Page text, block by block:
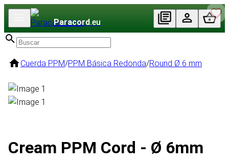
Paracord.eu
Cuerda PPM/PPM Básica Redonda/Round Ø 6 mm
Cream PPM Cord - Ø 6mm